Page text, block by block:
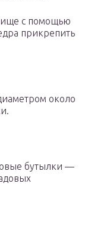
с помощью
прикрепить
около
бутылки —